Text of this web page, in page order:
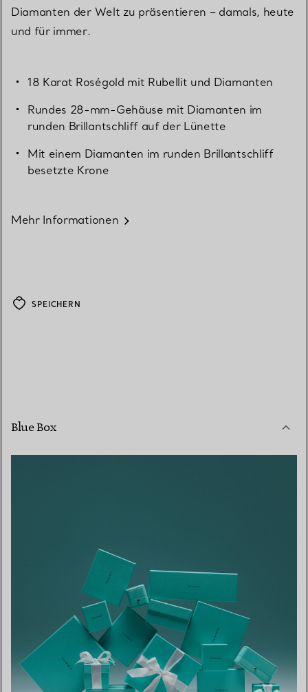
Diamanten der Welt zu präsentieren – damals, heute
und für immer.
18 Karat Roségold mit Rubellit und Diamanten
Rundes 28-mm-Gehäuse mit Diamanten im
runden Brillantschliff auf der Lünette
Mit einem Diamanten im runden Brillantschliff
besetzte Krone
Mehr Informationen
SPEICHERN
Blue Box